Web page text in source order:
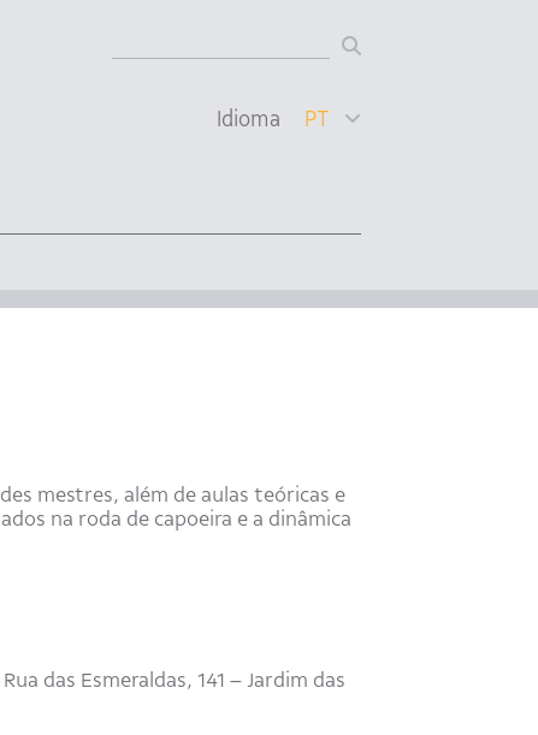
Idioma PT
mestres, além de aulas teóricas e
na roda de capoeira e a dinâmica
das Esmeraldas, 141 – Jardim das